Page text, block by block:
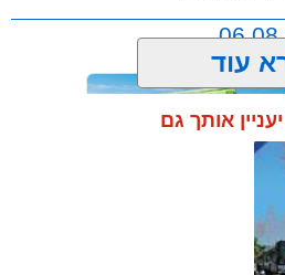
בדרכו למרכז הארץ.
חדשות ירושלים
, בני ישיבות
עוד
אותך גם